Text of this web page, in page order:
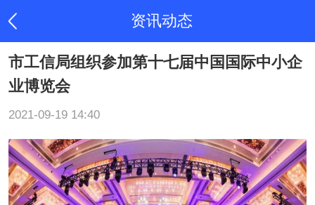
资讯动态
市工信局组织参加第十七届中国国际中小企
业博览会
2021-09-19 14:40